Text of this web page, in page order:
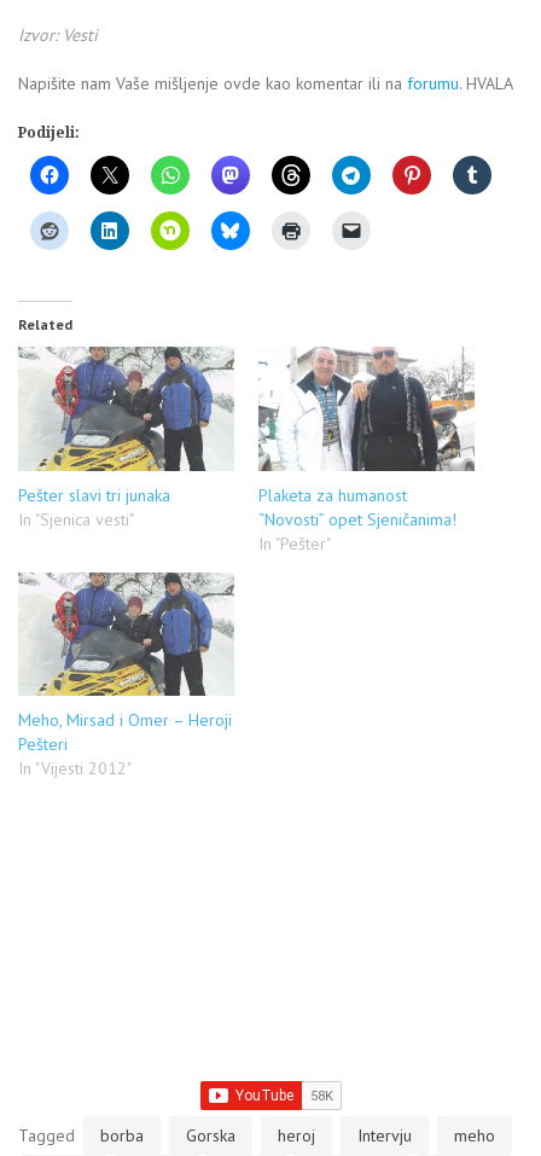
Izvor: Vesti
Napišite nam Vaše mišljenje ovde kao komentar ili na forumu. HVALA
Podijeli:
Related
Pešter slavi tri junaka
In "Sjenica vesti"
Plaketa za humanost
“Novosti” opet Sjeničanima!
In "Pešter"
Meho, Mirsad i Omer – Heroji
Pešteri
In "Vijesti 2012"
Tagged borba Gorska heroj Intervju
meho